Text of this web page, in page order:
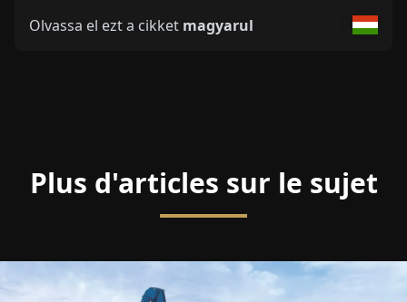
Olvassa el ezt a cikket magyarul
Plus d'articles sur le sujet